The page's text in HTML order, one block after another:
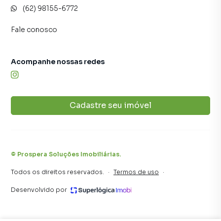
tendo como consequência uma maior chance de vender ou
time de programadores, corretores treinados e uma
(62) 98155-6772
Fale conosco
Cadastre seu imóvel
Acompanhe nossas redes
© Prospera Soluções Imobiliárias.
Todos os direitos reservados. · Termos de uso ·
Desenvolvido por